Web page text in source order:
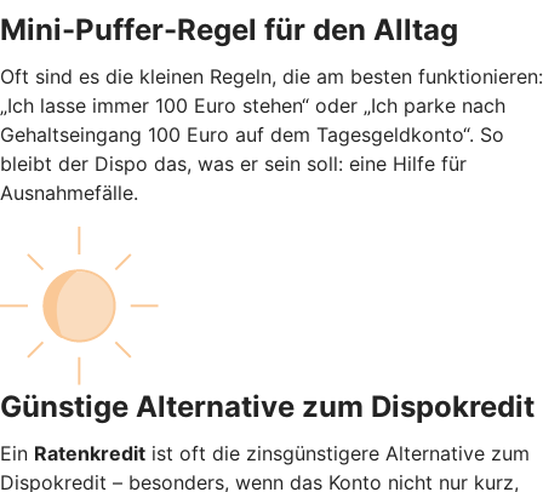
Mini-Puffer-Regel für den Alltag
Oft sind es die kleinen Regeln, die am besten funktionieren:
„Ich lasse immer 100 Euro stehen“ oder „Ich parke nach
Gehaltseingang 100 Euro auf dem Tagesgeldkonto“. So
bleibt der Dispo das, was er sein soll: eine Hilfe für
Ausnahmefälle.
Günstige Alternative zum Dispokredit
Ein Ratenkredit ist oft die zinsgünstigere Alternative zum
Dispokredit – besonders, wenn das Konto nicht nur kurz,